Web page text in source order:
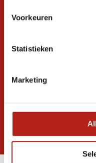
Voorkeuren
Statistieken
Marketing
graag verder. 24/7
Ontvang de
* Lees hier de wettelijke